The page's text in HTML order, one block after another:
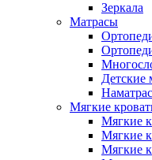
Зеркала
Матрасы
Детские
Мягкие
Мягкие
Мягкие
Мягкие